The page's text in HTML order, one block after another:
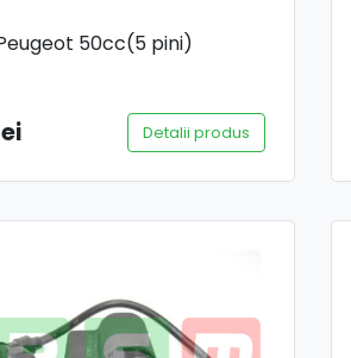
50cc(5 pini)
Detalii produs